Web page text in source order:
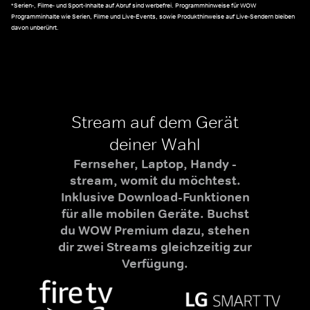
*Serien-, Filme- und Sport-Inhalte auf Abruf sind werbefrei. Programmhinweise für WOW
Programminhalte wie Serien, Filme und Live-Events, sowie Produkthinweise auf Live-Sendern bleiben
davon unberührt.
Stream auf dem Gerät
deiner Wahl
Fernseher, Laptop, Handy -
stream, womit du möchtest.
Inklusive Download-Funktionen
für alle mobilen Geräte. Buchst
du WOW Premium dazu, stehen
dir zwei Streams gleichzeitig zur
Verfügung.